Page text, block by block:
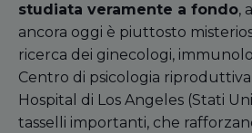
studiata veramente a fondo,
ancora oggi è piuttosto
ricerca dei ginecologi,
Centro di psicologia riproduttiva
Hospital di Los Angeles (Stati
tasselli importanti, che